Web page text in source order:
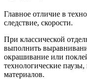
Главное отличие в
следствие, скорости.
При классической
выполнить
окрашивание или
технологические
материалов.